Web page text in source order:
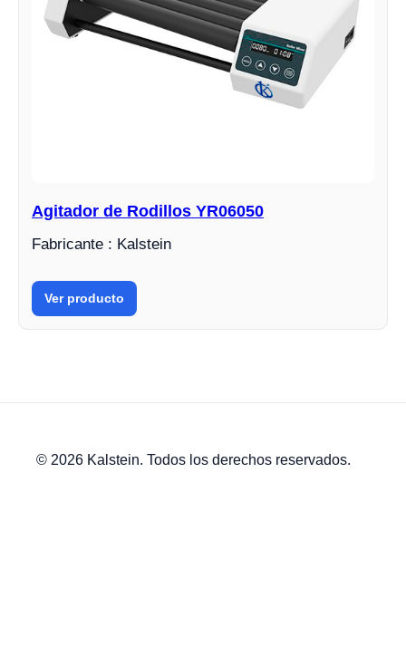
Agitador de Rodillos YR06050
Fabricante : Kalstein
Ver producto
© 2026 Kalstein. Todos los derechos reservados.